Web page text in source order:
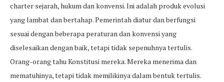
charter sejarah, hukum dan konvensi. Ini adalah produk evolusi
yang lambat dan bertahap. Pemerintah diatur dan berfungsi
sesuai dengan beberapa peraturan dan konvensi yang
diselesaikan dengan baik, tetapi tidak sepenuhnya tertulis.
Orang-orang tahu Konstitusi mereka. Mereka menerima dan
mematuhinya, tetapi tidak memilikinya dalam bentuk tertulis.